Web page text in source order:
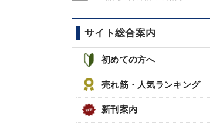
サイト総合案内
初めての方へ
売れ筋・人気ランキング
新刊案内